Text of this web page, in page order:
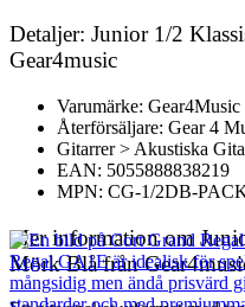
Detaljer: Junior 1/2
Gear4music
Varumärke: Gear4Music
Återförsäljare: Gear 4
Gitarrer > Akustiska
EAN: 5055888838219
MPN: CG-1/2DB-
Mer information om
Mörk Blå från